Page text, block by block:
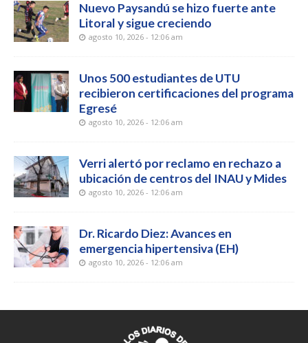
Nuevo Paysandú se hizo fuerte ante
Litoral y sigue creciendo
agosto 10, 2026 - 12:06 am
Unos 500 estudiantes de UTU
recibieron certificaciones del programa
Egresé
agosto 10, 2026 - 12:06 am
Verri alertó por reclamo en rechazo a
ubicación de centros del INAU y Mides
agosto 10, 2026 - 12:06 am
Dr. Ricardo Diez: Avances en
emergencia hipertensiva (EH)
agosto 10, 2026 - 12:06 am